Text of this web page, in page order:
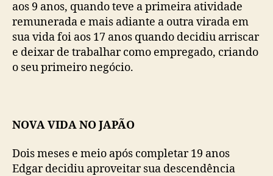
aos 9 anos, quando teve a primeira atividade
remunerada e mais adiante a outra virada em
sua vida foi aos 17 anos quando decidiu arriscar
e deixar de trabalhar como empregado, criando
o seu primeiro negócio.
NOVA VIDA NO JAPÃO
Dois meses e meio após completar 19 anos
Edgar decidiu aproveitar sua descendência